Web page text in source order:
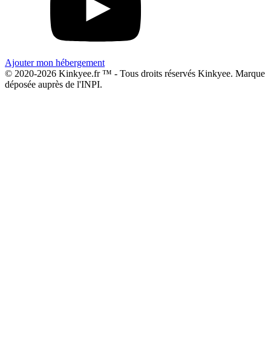
Ajouter mon hébergement
© 2020-2026 Kinkyee.fr ™ - Tous droits réservés Kinkyee. Marque
déposée auprès de l'INPI.